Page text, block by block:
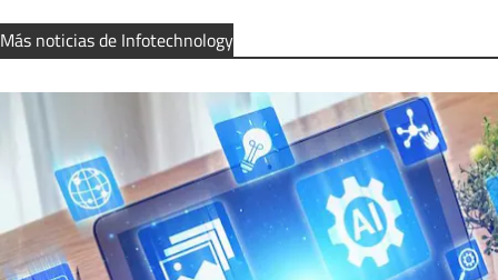
Más noticias de Infotechnology